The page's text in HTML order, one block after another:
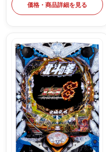
価格・商品詳細を見る